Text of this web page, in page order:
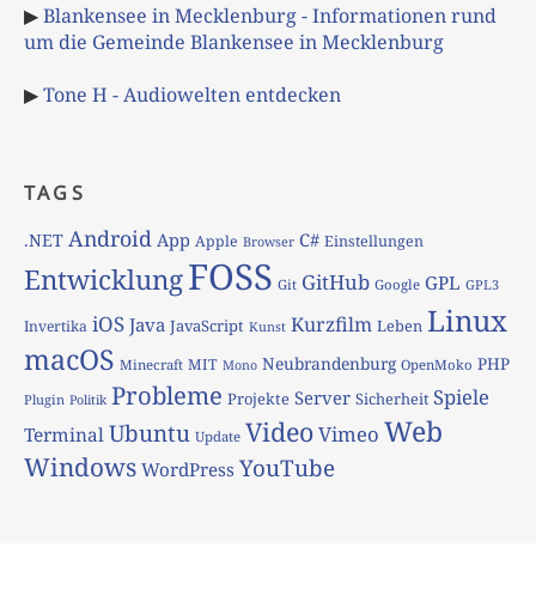
▶Blankensee in Mecklenburg - Informationen rund
um die Gemeinde Blankensee in Mecklenburg
▶Tone H - Audiowelten entdecken
TAGS
.NET Android App Apple Browser C# Einstellungen
EntwicklungFOSS Git GitHub Google GPL GPL3
Invertika iOS Java JavaScript Kunst Kurzfilm Leben Linux
macOS Minecraft MIT Mono Neubrandenburg OpenMoko PHP
Plugin Politik Probleme Projekte Server Sicherheit Spiele
TerminalUbuntu Update VideoVimeo Web
Windows WordPress YouTube